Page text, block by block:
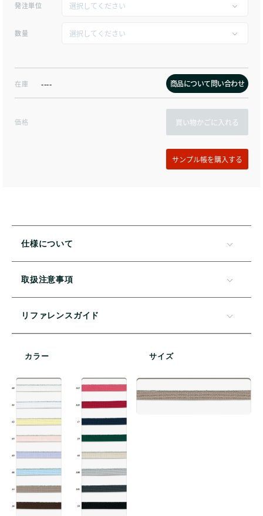
発注単位
数量
在庫 ---- 商品について問い合わせ
価格 買い物かごに入れる
仕様について
取扱注意事項
リファレンスガイド
カラー サイズ